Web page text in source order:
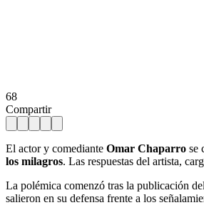
68
Compartir
El actor y comediante Omar Chaparro se
los milagros. Las respuestas del artista,
La polémica comenzó tras la publicación
salieron en su defensa frente a los